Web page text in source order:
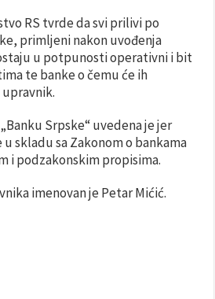
RS tvrde da svi prilivi po
primljeni nakon uvođenja
u potpunosti operativni i bit
te banke o čemu će ih
Srpske“ uvedena je jer
skladu sa Zakonom o bankama
i podzakonskim propisima.
imenovan je Petar Mićić.